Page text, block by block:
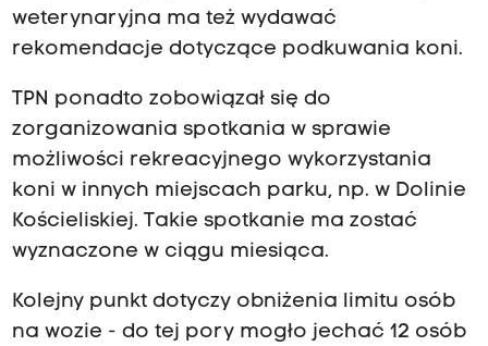
weterynaryjna ma też wydawać
rekomendacje dotyczące podkuwania koni.
TPN ponadto zobowiązał się do
zorganizowania spotkania w sprawie
możliwości rekreacyjnego wykorzystania
koni w innych miejscach parku, np. w Dolinie
Kościeliskiej. Takie spotkanie ma zostać
wyznaczone w ciągu miesiąca.
Kolejny punkt dotyczy obniżenia limitu osób
na wozie - do tej pory mogło jechać 12 osób